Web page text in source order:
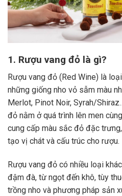
1. Rượu vang đỏ là gì?
Rượu vang đỏ (Red Wine) là
những giống nho vỏ sẫm màu
Merlot, Pinot Noir, Syrah/
đỏ nằm ở quá trình lên men
cung cấp màu sắc đỏ đặc
tạo vị chát và cấu trúc cho rượu.
Rượu vang đỏ có nhiều loại
đậm đà, từ ngọt đến khô, tùy
trồng nho và phương pháp sản